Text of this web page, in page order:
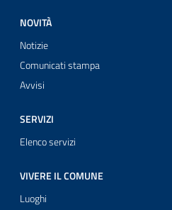
NOVITÀ
Notizie
Comunicati stampa
Avvisi
SERVIZI
Elenco servizi
VIVERE IL COMUNE
Luoghi